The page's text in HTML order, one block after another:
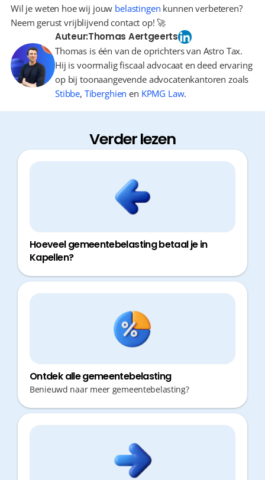
Wil je weten hoe wij jouw belastingen kunnen verbeteren?
Neem gerust vrijblijvend contact op! 🚀
Auteur:Thomas Aertgeerts
Thomas is één van de oprichters van Astro Tax.
Hij is voormalig fiscaal advocaat en deed ervaring
op bij toonaangevende advocatenkantoren zoals
Stibbe, Tiberghien en KPMG Law.
Verder lezen
Hoeveel gemeentebelasting betaal je in
Kapellen?
Ontdek alle gemeentebelasting
Benieuwd naar meer gemeentebelasting?